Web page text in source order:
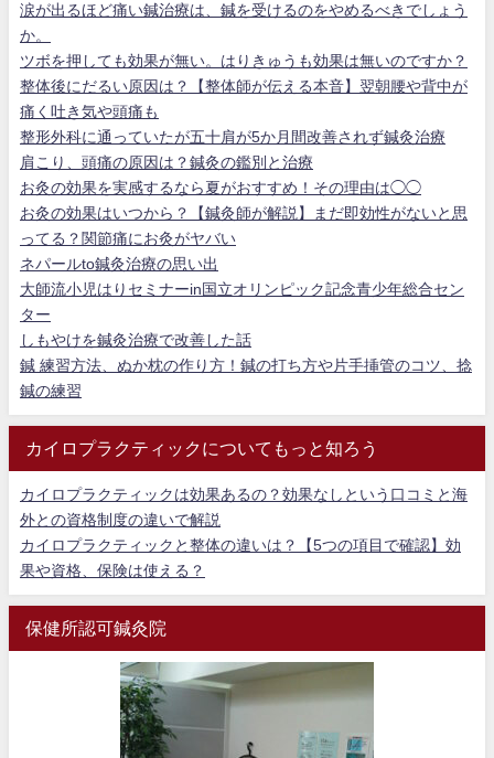
涙が出るほど痛い鍼治療は、鍼を受けるのをやめるべきでしょう
か。
ツボを押しても効果が無い。はりきゅうも効果は無いのですか？
整体後にだるい原因は？【整体師が伝える本音】翌朝腰や背中が
痛く吐き気や頭痛も
整形外科に通っていたが五十肩が5か月間改善されず鍼灸治療
肩こり、頭痛の原因は？鍼灸の鑑別と治療
お灸の効果を実感するなら夏がおすすめ！その理由は◯◯
お灸の効果はいつから？【鍼灸師が解説】まだ即効性がないと思
ってる？関節痛にお灸がヤバい
ネパールto鍼灸治療の思い出
大師流小児はりセミナーin国立オリンピック記念青少年総合セン
ター
しもやけを鍼灸治療で改善した話
鍼 練習方法、ぬか枕の作り方！鍼の打ち方や片手挿管のコツ、捻
鍼の練習
カイロプラクティックについてもっと知ろう
カイロプラクティックは効果あるの？効果なしという口コミと海
外との資格制度の違いで解説
カイロプラクティックと整体の違いは？【5つの項目で確認】効
果や資格、保険は使える？
保健所認可鍼灸院